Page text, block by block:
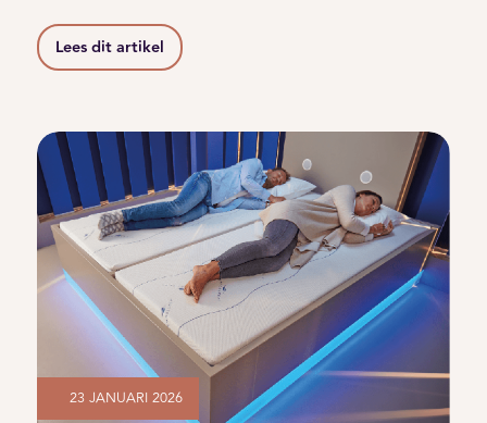
Lees dit artikel
23 JANUARI 2026